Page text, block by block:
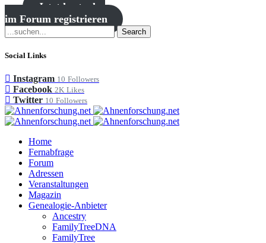
Jetzt kostenlos
im Forum registrieren
Search
Social Links
Instagram 10 Followers
Facebook 2K Likes
Twitter 10 Followers
Home
Fernabfrage
Forum
Adressen
Veranstaltungen
Magazin
Genealogie-Anbieter
Ancestry
FamilyTreeDNA
FamilyTree